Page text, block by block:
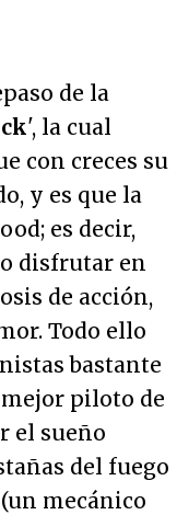
de la
', la cual
con creces su
y es que la
; es decir,
disfrutar en
de acción,
Todo ello
bastante
piloto de
el sueño
del fuego
mecánico